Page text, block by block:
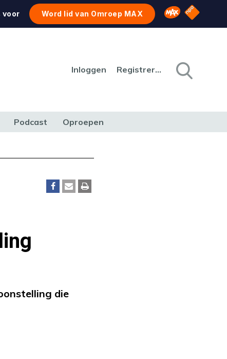
voor Word lid van Omroep MAX Omroep MAX
NPO
Inloggen Registreren
Podcast Oproepen
die